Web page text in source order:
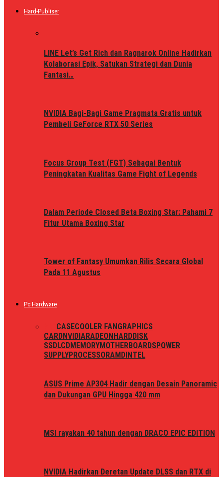
Hard-Publiser
LINE Let’s Get Rich dan Ragnarok Online Hadirkan
Kolaborasi Epik, Satukan Strategi dan Dunia
Fantasi…
NVIDIA Bagi-Bagi Game Pragmata Gratis untuk
Pembeli GeForce RTX 50 Series
Focus Group Test (FGT) Sebagai Bentuk
Peningkatan Kualitas Game Fight of Legends
Dalam Periode Closed Beta Boxing Star: Pahami 7
Fitur Utama Boxing Star
Tower of Fantasy Umumkan Rilis Secara Global
Pada 11 Agustus
Pc Hardware
CASECOOLER FAN GRAPHICS
CARDNVIDIARADEON HARDDISK
SSDLCDMEMORYMOTHERBOARDSPOWER
SUPPLYPROCESSORAMD INTEL
ASUS Prime AP304 Hadir dengan Desain Panoramic
dan Dukungan GPU Hingga 420 mm
MSI rayakan 40 tahun dengan DRACO EPIC EDITION
NVIDIA Hadirkan Deretan Update DLSS dan RTX di